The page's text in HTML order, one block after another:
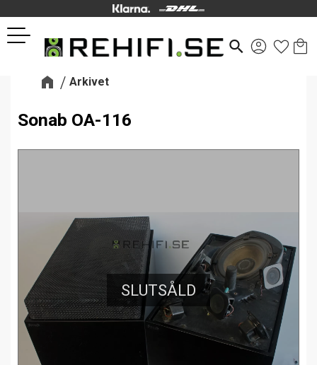
Meny
search
Arkivet
Sonab OA-116
SLUTSÅLD